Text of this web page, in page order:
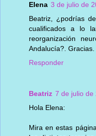
Elena 3 de julio de
Beatriz, ¿podrías
cualificados a lo
reorganización
Andalucía?. Gracias.
Responder
Beatriz 7 de julio de
Hola Elena:
Mira en estas